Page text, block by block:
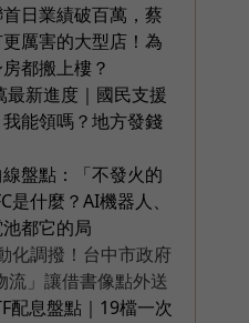
日業績破百萬，蔡
厲害的大型店！為
都搬上樓？
最新進度｜國民支援
我能領嗎？地方發錢
線盤點：「不發火的
是什麼？AI機器人、
都它的局
化調撥！台中市政府
流」讓借書像點外送
配息盤點｜19檔一次